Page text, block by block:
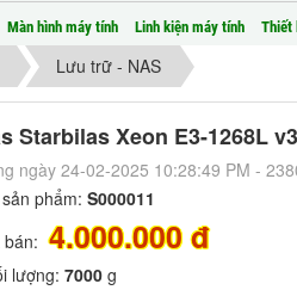
Màn hình máy tính Linh kiện máy tính Thiết
Lưu trữ - NAS
Starbilas Xeon E3-1268L v3
ngày 24-02-2025 10:28:49 PM -
phẩm: S000011
bán: 4.000.000 đ
lượng: 7000 g